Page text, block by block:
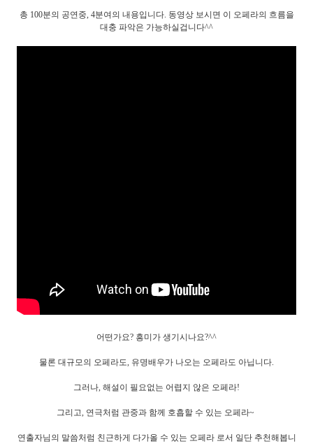
총 100분의 공연중, 4분여의 내용입니다. 동영상 보시면 이 오페라의 흐름을
대충 파악은 가능하실겁니다^^
어떤가요? 흥미가 생기시나요?^^
물론 대규모의 오페라도, 유명배우가 나오는 오페라도 아닙니다.
그러나, 해설이 필요없는 어렵지 않은 오페라!
그리고, 연극처럼 관중과 함께 호흡할 수 있는 오페라~
연출자님의 말씀처럼 친근하게 다가올 수 있는 오페라 로서 일단 추천해봅니